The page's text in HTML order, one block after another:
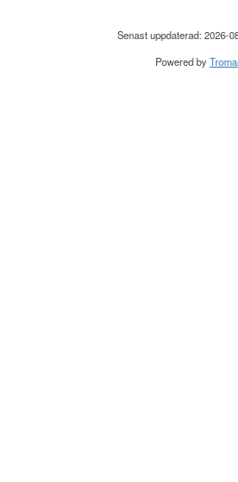
Senast uppdaterad: 2026-
Powered by